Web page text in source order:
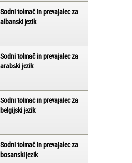
Sodni tolmač in prevajalec za
albanski jezik
Sodni tolmač in prevajalec za
arabski jezik
Sodni tolmač in prevajalec za
belgijski jezik
Sodni tolmač in prevajalec za
bosanski jezik